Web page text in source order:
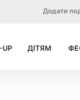
Додати
UP ДІТЯМ